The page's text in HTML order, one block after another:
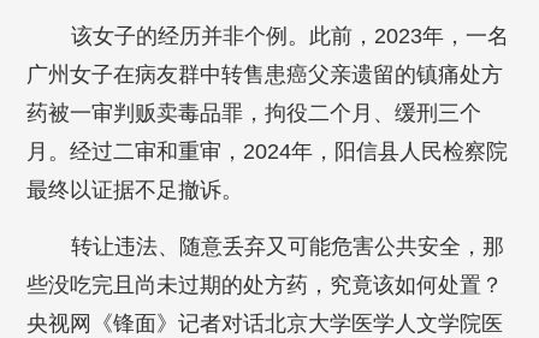
该女子的经历并非个例。此前，2023年，一名
广州女子在病友群中转售患癌父亲遗留的镇痛处方
药被一审判贩卖毒品罪，拘役二个月、缓刑三个
月。经过二审和重审，2024年，阳信县人民检察院
最终以证据不足撤诉。
转让违法、随意丢弃又可能危害公共安全，那
些没吃完且尚未过期的处方药，究竟该如何处置？
央视网《锋面》记者对话北京大学医学人文学院医